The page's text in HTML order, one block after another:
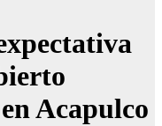
Acapulco